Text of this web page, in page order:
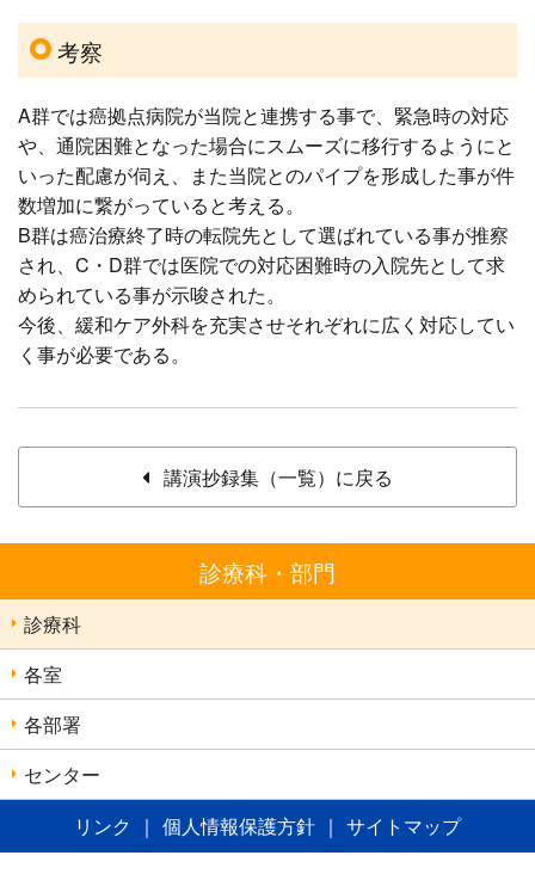
考察
A群では癌拠点病院が当院と連携する事で、緊急時の対応
や、通院困難となった場合にスムーズに移行するようにと
いった配慮が伺え、また当院とのパイプを形成した事が件
数増加に繋がっていると考える。
B群は癌治療終了時の転院先として選ばれている事が推察
され、C・D群では医院での対応困難時の入院先として求
められている事が示唆された。
今後、緩和ケア外科を充実させそれぞれに広く対応してい
く事が必要である。
講演抄録集（一覧）に戻る
診療科・部門
診療科
各室
各部署
センター
リンク
｜ 個人情報保護方針 ｜ サイトマップ